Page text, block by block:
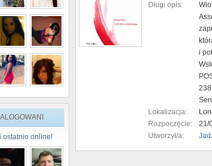
ostatnio online!
Długi opis:
i
Lokalizacja:
Rozpoczęcie:
21/
Utworzył/a: